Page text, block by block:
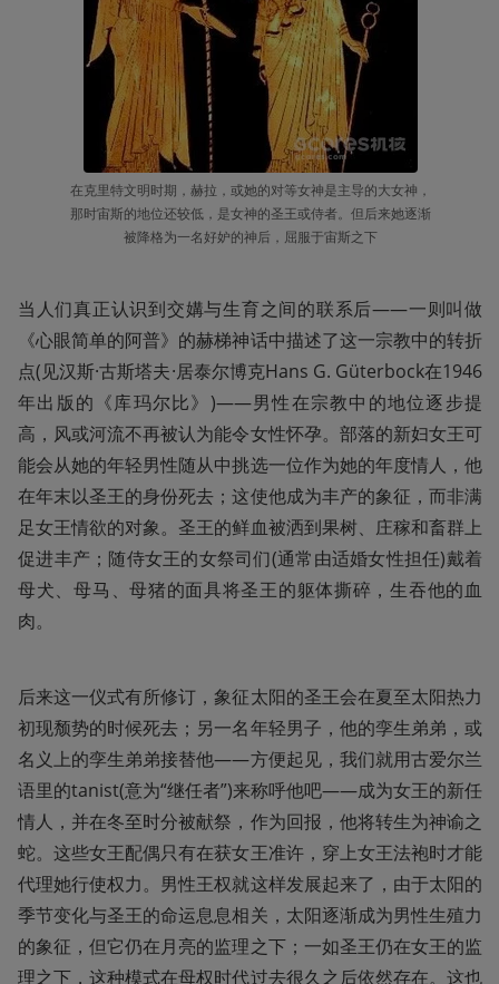
在克里特文明时期，赫拉，或她的对等女神是主导的大女神，
那时宙斯的地位还较低，是女神的圣王或侍者。但后来她逐渐
被降格为一名好妒的神后，屈服于宙斯之下
当人们真正认识到交媾与生育之间的联系后——一则叫做
《心眼简单的阿普》的赫梯神话中描述了这一宗教中的转折
点(见汉斯·古斯塔夫·居泰尔博克Hans G. Güterbock在1946
年出版的《库玛尔比》)——男性在宗教中的地位逐步提
高，风或河流不再被认为能令女性怀孕。部落的新妇女王可
能会从她的年轻男性随从中挑选一位作为她的年度情人，他
在年末以圣王的身份死去；这使他成为丰产的象征，而非满
足女王情欲的对象。圣王的鲜血被洒到果树、庄稼和畜群上
促进丰产；随侍女王的女祭司们(通常由适婚女性担任)戴着
母犬、母马、母猪的面具将圣王的躯体撕碎，生吞他的血
肉。
后来这一仪式有所修订，象征太阳的圣王会在夏至太阳热力
初现颓势的时候死去；另一名年轻男子，他的孪生弟弟，或
名义上的孪生弟弟接替他——方便起见，我们就用古爱尔兰
语里的tanist(意为“继任者”)来称呼他吧——成为女王的新任
情人，并在冬至时分被献祭，作为回报，他将转生为神谕之
蛇。这些女王配偶只有在获女王准许，穿上女王法袍时才能
代理她行使权力。男性王权就这样发展起来了，由于太阳的
季节变化与圣王的命运息息相关，太阳逐渐成为男性生殖力
的象征，但它仍在月亮的监理之下；一如圣王仍在女王的监
理之下，这种模式在母权时代过去很久之后依然存在。这也